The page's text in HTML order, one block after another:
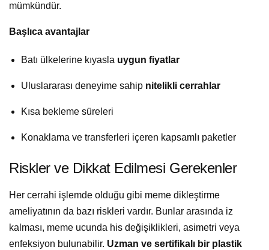
mümkündür.
Başlıca avantajlar
Batı ülkelerine kıyasla uygun fiyatlar
Uluslararası deneyime sahip nitelikli cerrahlar
Kısa bekleme süreleri
Konaklama ve transferleri içeren kapsamlı paketler
Riskler ve Dikkat Edilmesi Gerekenler
Her cerrahi işlemde olduğu gibi meme dikleştirme
ameliyatının da bazı riskleri vardır. Bunlar arasında iz
kalması, meme ucunda his değişiklikleri, asimetri veya
enfeksiyon bulunabilir. Uzman ve sertifikalı bir plastik